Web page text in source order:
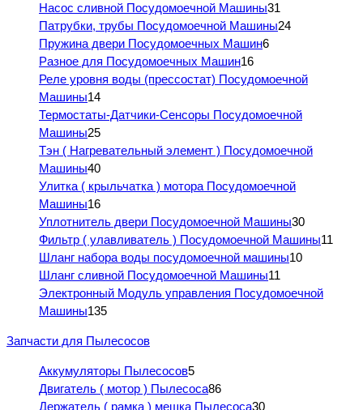
Насос сливной Посудомоечной Машины31
Патрубки, трубы Посудомоечной Машины24
Пружина двери Посудомоечных Машин6
Разное для Посудомоечных Машин16
Реле уровня воды (прессостат) Посудомоечной
Машины14
Термостаты-Датчики-Сенсоры Посудомоечной
Машины25
Тэн ( Нагревательный элемент ) Посудомоечной
Машины40
Улитка ( крыльчатка ) мотора Посудомоечной
Машины16
Уплотнитель двери Посудомоечной Машины30
Фильтр ( улавливатель ) Посудомоечной Машины11
Шланг набора воды посудомоечной машины10
Шланг сливной Посудомоечной Машины11
Электронный Модуль управления Посудомоечной
Машины135
Запчасти для Пылесосов
Аккумуляторы Пылесосов5
Двигатель ( мотор ) Пылесоса86
Держатель ( рамка ) мешка Пылесоса30